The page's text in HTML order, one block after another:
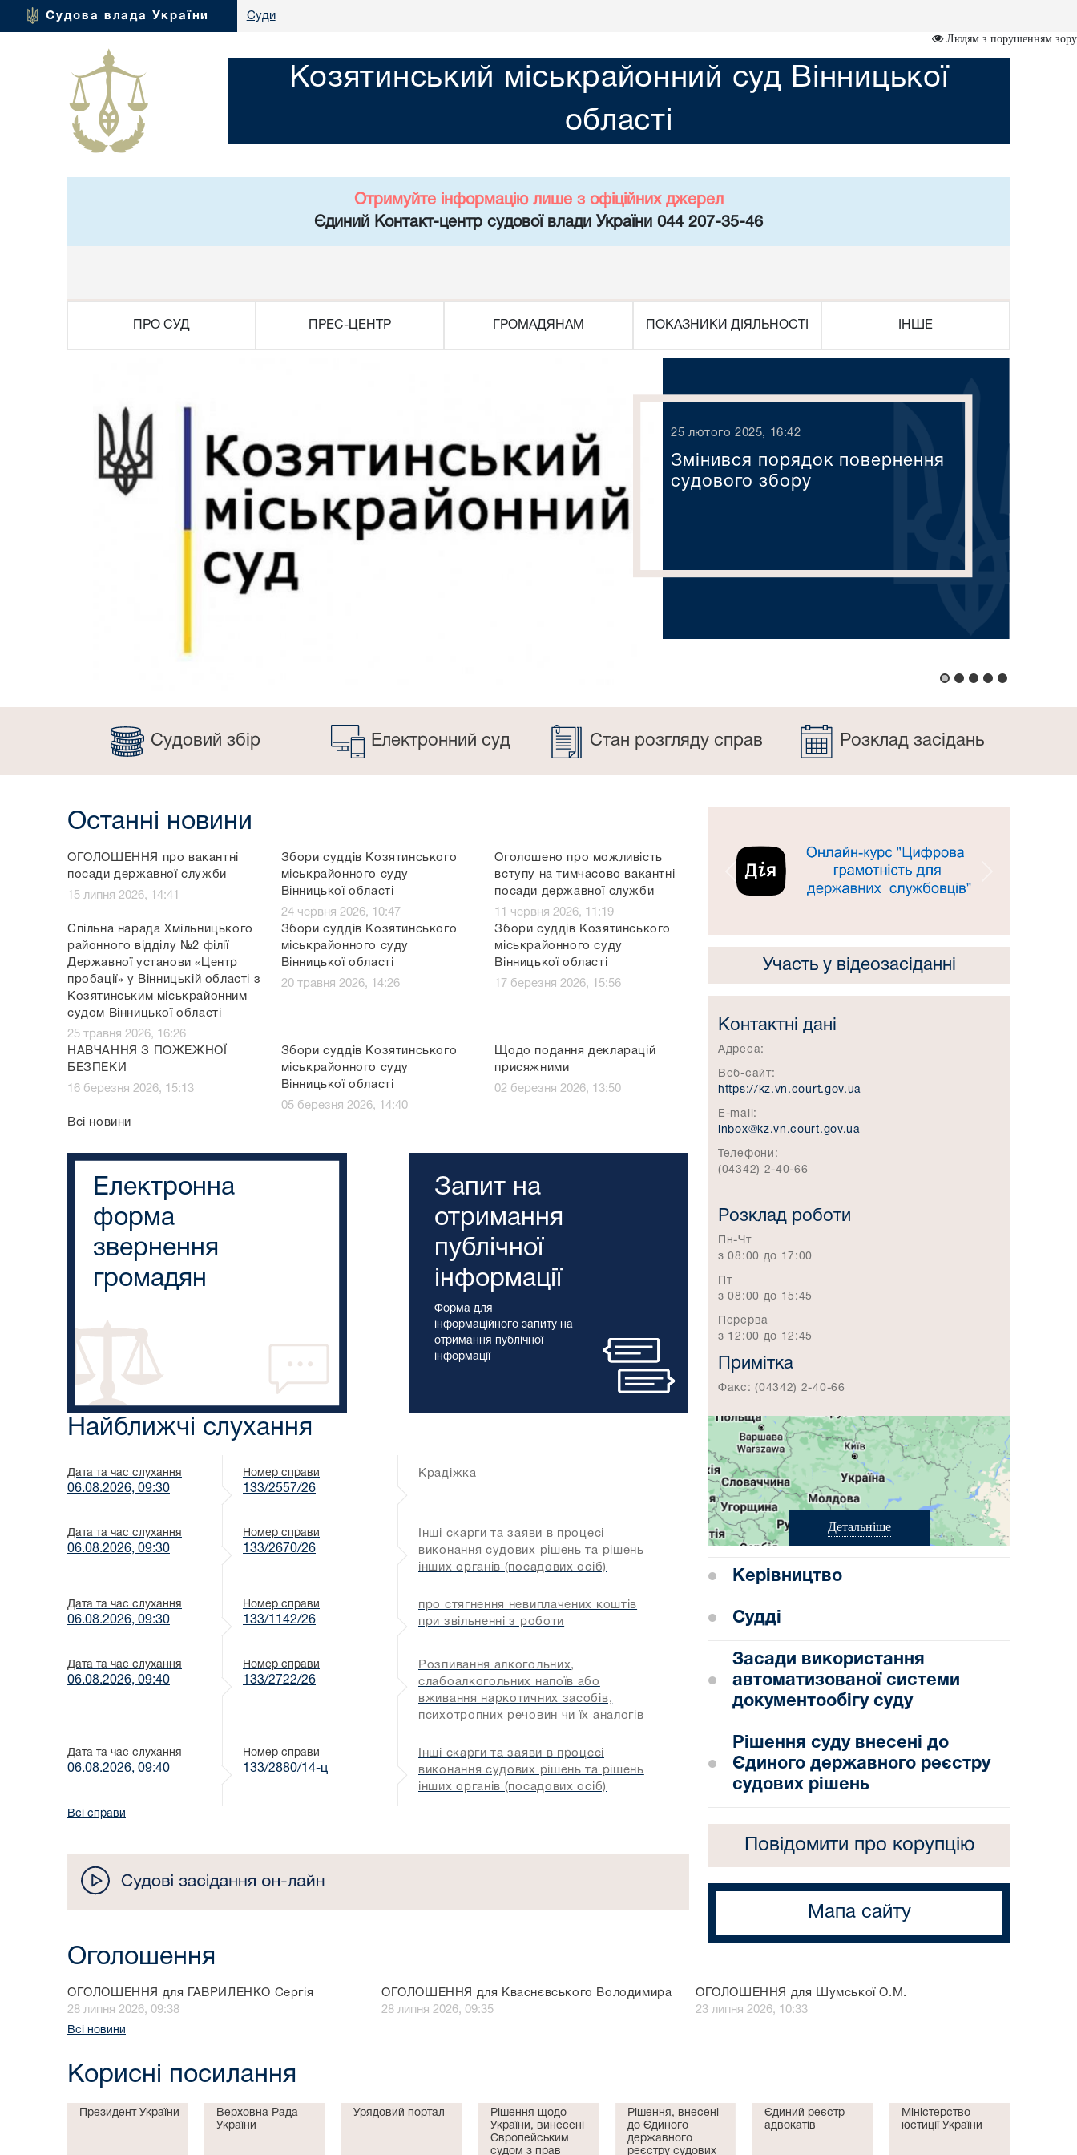
Судова влада України Суди
Людям з порушенням зору
Козятинський міськрайонний суд Вінницької
області
Отримуйте інформацію лише з офіційних джерел
Єдиний Контакт-центр судової влади України 044 207-35-46
ПРО СУД ПРЕС-ЦЕНТР ГРОМАДЯНАМ ПОКАЗНИКИ ДІЯЛЬНОСТІ ІНШЕ
25 лютого 2025, 16:42
Змінився порядок повернення
судового збору
Судовий збір Електронний суд Стан розгляду справ Розклад засідань
Останні новини
ОГОЛОШЕННЯ про вакантні
посади державної служби
15 липня 2026, 14:41
Збори суддів Козятинського
міськрайонного суду
Вінницької області
24 червня 2026, 10:47
Оголошено про можливість
вступу на тимчасово вакантні
посади державної служби
11 червня 2026, 11:19
Спільна нарада Хмільницького
районного відділу №2 філії
Державної установи «Центр
пробації» у Вінницькій області з
Козятинським міськрайонним
судом Вінницької області
25 травня 2026, 16:26
Збори суддів Козятинського
міськрайонного суду
Вінницької області
20 травня 2026, 14:26
Збори суддів Козятинського
міськрайонного суду
Вінницької області
17 березня 2026, 15:56
НАВЧАННЯ З ПОЖЕЖНОЇ
БЕЗПЕКИ
16 березня 2026, 15:13
Збори суддів Козятинського
міськрайонного суду
Вінницької області
05 березня 2026, 14:40
Щодо подання декларацій
присяжними
02 березня 2026, 13:50
Всі новини
Електронна
форма
звернення
громадян
Запит на
отримання
публічної
інформації
Форма для
інформаційного запиту на
отримання публічної
інформації
Найближчі слухання
Дата та час слухання
06.08.2026, 09:30
Номер справи
133/2557/26
Крадіжка
Дата та час слухання
06.08.2026, 09:30
Номер справи
133/2670/26
Інші скарги та заяви в процесі
виконання судових рішень та рішень
інших органів (посадових осіб)
Дата та час слухання
06.08.2026, 09:30
Номер справи
133/1142/26
про стягнення невиплачених коштів
при звільненні з роботи
Дата та час слухання
06.08.2026, 09:40
Номер справи
133/2722/26
Розпивання алкогольних,
слабоалкогольних напоїв або
вживання наркотичних засобів,
психотропних речовин чи їх аналогів
Дата та час слухання
06.08.2026, 09:40
Номер справи
133/2880/14-ц
Інші скарги та заяви в процесі
виконання судових рішень та рішень
інших органів (посадових осіб)
Всі справи
Попередній
Участь у відеозасіданні
Контактні дані
Адреса:
Веб-сайт:
https://kz.vn.court.gov.ua
E-mail:
inbox@kz.vn.court.gov.ua
Телефони:
(04342) 2-40-66
Розклад роботи
Пн-Чт
з 08:00 до 17:00
Пт
з 08:00 до 15:45
Перерва
з 12:00 до 12:45
Примітка
Факс: (04342) 2-40-66
Детальніше
Керівництво
Судді
Засади використання
автоматизованої системи
документообігу суду
Рішення суду внесені до
Єдиного державного реєстру
судових рішень
Повідомити про корупцію
Мапа сайту
Оголошення
ОГОЛОШЕННЯ для ГАВРИЛЕНКО Сергія
28 липня 2026, 09:38
ОГОЛОШЕННЯ для Кваснєвського Володимира
28 липня 2026, 09:35
ОГОЛОШЕННЯ для Шумської О.М.
23 липня 2026, 10:33
Всі новини
Корисні посилання
Президент України
Верховна Рада
України
Урядовий портал
Рішення щодо
України, винесені
Європейським
судом з прав
Рішення, внесені
до Єдиного
державного
реєстру судових
Єдиний реєстр
адвокатів
Міністерство
юстиції України